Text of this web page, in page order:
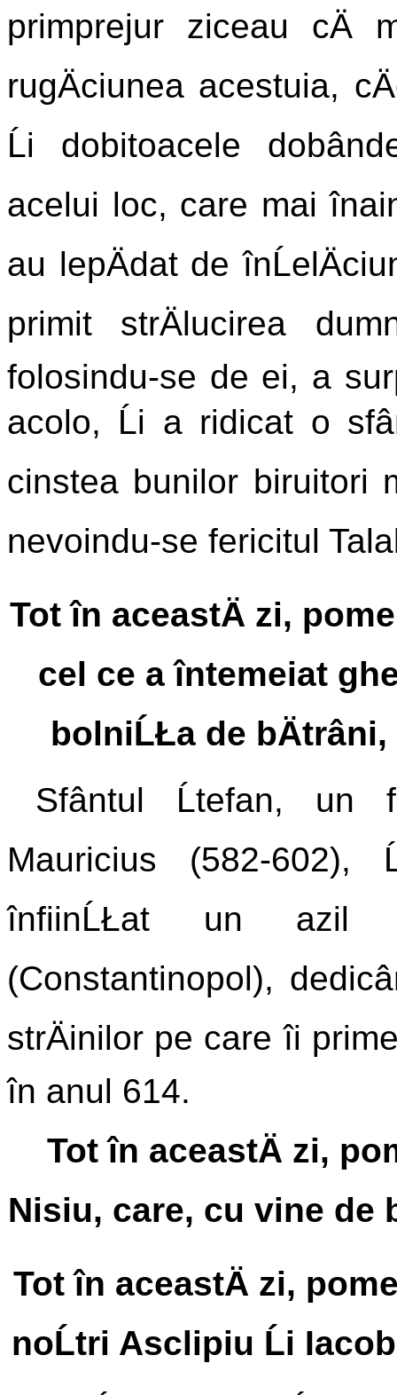
primprejur ziceau cÄ
rugÄciunea acestuia,
Ĺi dobitoacele
acelui loc, care mai
au lepÄdat de
primit strÄlucirea
folosindu-se de ei, a
acolo, Ĺi a ridicat o
cinstea bunilor biruitori
nevoindu-se fericitul
Tot în aceastÄ zi,
cel ce a întemeiat
bolniĹŁa de bÄtrâni,
Sfântul Ĺtefan, un
Mauricius (582-602),
înfiinĹŁat un azil
(Constantinopol),
strÄinilor pe care îi
în anul 614.
Tot în aceastÄ zi,
Nisiu, care, cu vine de
Tot în aceastÄ zi,
noĹtri Asclipiu Ĺi